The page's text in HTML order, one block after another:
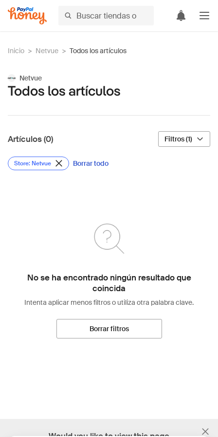
Inicio > Netvue > Todos los artículos
Netvue
Todos los artículos
Artículos (0) Filtros (1)
Store: Netvue Borrar todo
No se ha encontrado ningún resultado que
coincida
Intenta aplicar menos filtros o utiliza otra palabra clave.
Borrar filtros